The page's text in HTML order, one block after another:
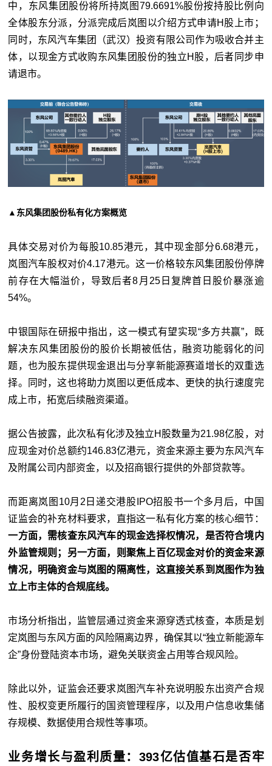
中，东风集团股份将所持岚图79.6691%股份按持股比例向
全体股东分派，分派完成后岚图以介绍方式申请H股上市；
同时，东风汽车集团（武汉）投资有限公司作为吸收合并主
体，以现金方式收购东风集团股份的独立H股，后者同步申
请退市。
▲东风集团股份私有化方案概览
具体交易对价为每股10.85港元，其中现金部分6.68港元，
岚图汽车股权对价4.17港元。这一价格较东风集团股份停牌
前存在大幅溢价，导致后者8月25日复牌首日股价暴涨逾
54%。
中银国际在研报中指出，这一模式有望实现“多方共赢”，既
解决东风集团股份的股价长期被低估，融资功能弱化的问
题，也为股东提供现金退出与分享新能源赛道增长的双重选
择。同时，这也将助力岚图以更低成本、更快的执行速度完
成上市，拓宽后续融资渠道。
据公告披露，此次私有化涉及独立H股数量为21.98亿股，对
应现金对价总额约146.83亿港元，资金来源主要为东风汽车
及附属公司内部资金，以及招商银行提供的外部贷款等。
而距离岚图10月2日递交港股IPO招股书一个多月后，中国
证监会的补充材料要求，直指这一私有化方案的核心细节：
一方面，需核查东风汽车的现金选择权情况，是否符合境内
外监管规则；另一方面，则聚焦上百亿现金对价的资金来源
情况，明确资金与岚图的隔离性，这直接关系到岚图作为独
立上市主体的合规底线。
市场分析指出，监管层通过资金来源穿透式核查，本质是划
定岚图与东风方面的风险隔离边界，确保其以“独立新能源车
企”身份登陆资本市场，避免关联资金占用等合规风险。
除此以外，证监会还要求岚图汽车补充说明股东出资产合规
性、股权变更所履行的国资管理程序，以及用户信息收集储
存规模、数据使用合规性等事项。
业务增长与盈利质量：393亿估值基石是否牢